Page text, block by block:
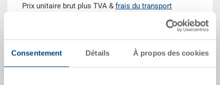
Consentement Détails À propos des cookies
Prix unitaire brut plus TVA & frais du transport
Quantité